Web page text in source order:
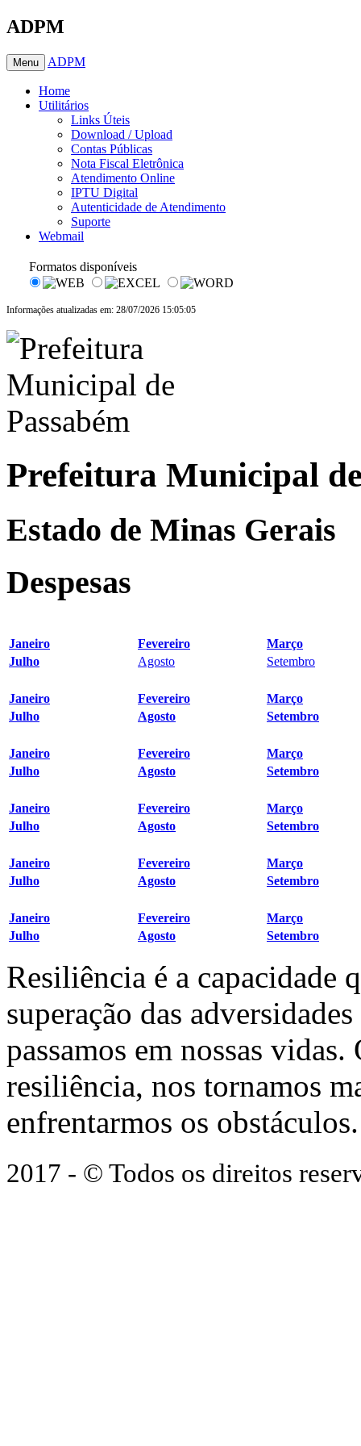
ADPM
Menu ADPM
Home
Utilitários
Links Úteis
Download / Upload
Contas Públicas
Nota Fiscal Eletrônica
Atendimento Online
IPTU Digital
Autenticidade de Atendimento
Suporte
Webmail
Formatos disponíveis
Informações atualizadas em: 28/07/2026 15:05:05
Prefeitura Municipal
Estado de Minas Gerais
Despesas
Janeiro Fevereiro
Março
Julho
Agosto Setembro
Janeiro Fevereiro
Março
Julho
Agosto Setembro
Janeiro Fevereiro
Março
Julho
Agosto Setembro
Janeiro Fevereiro
Março
Julho
Agosto Setembro
Janeiro Fevereiro
Março
Julho
Agosto Setembro
Janeiro Fevereiro
Março
Julho
Agosto Setembro
Resiliência é a capacidade
superação das
passamos em nossas
resiliência, nos tornamos
enfrentarmos os obstáculos.
2017 - © Todos os direitos